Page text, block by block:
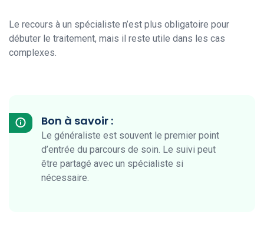
Le recours à un spécialiste n’est plus obligatoire pour
débuter le traitement, mais il reste utile dans les cas
complexes.
Bon à savoir :
Le généraliste est souvent le premier point
d’entrée du parcours de soin. Le suivi peut
être partagé avec un spécialiste si
nécessaire.